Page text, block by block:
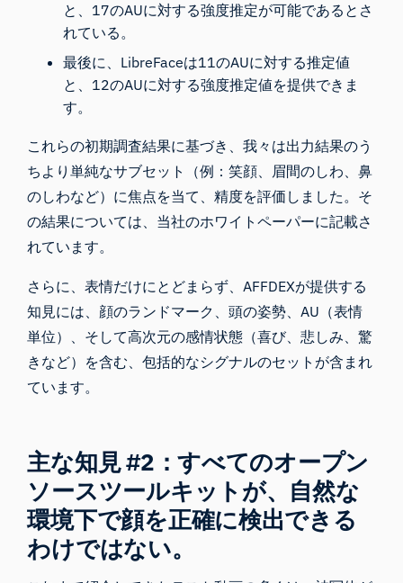
と、17のAUに対する強度推定が可能であるとさ
れている。
最後に、LibreFaceは11のAUに対する推定値
と、12のAUに対する強度推定値を提供できま
す。
これらの初期調査結果に基づき、我々は出力結果のう
ちより単純なサブセット（例：笑顔、眉間のしわ、鼻
のしわなど）に焦点を当て、精度を評価しました。そ
の結果については、当社のホワイトペーパーに記載さ
れています。
さらに、表情だけにとどまらず、AFFDEXが提供する
知見には、顔のランドマーク、頭の姿勢、AU（表情
単位）、そして高次元の感情状態（喜び、悲しみ、驚
きなど）を含む、包括的なシグナルのセットが含まれ
ています。
主な知見 #2：すべてのオープン
ソースツールキットが、自然な
環境下で顔を正確に検出できる
わけではない。